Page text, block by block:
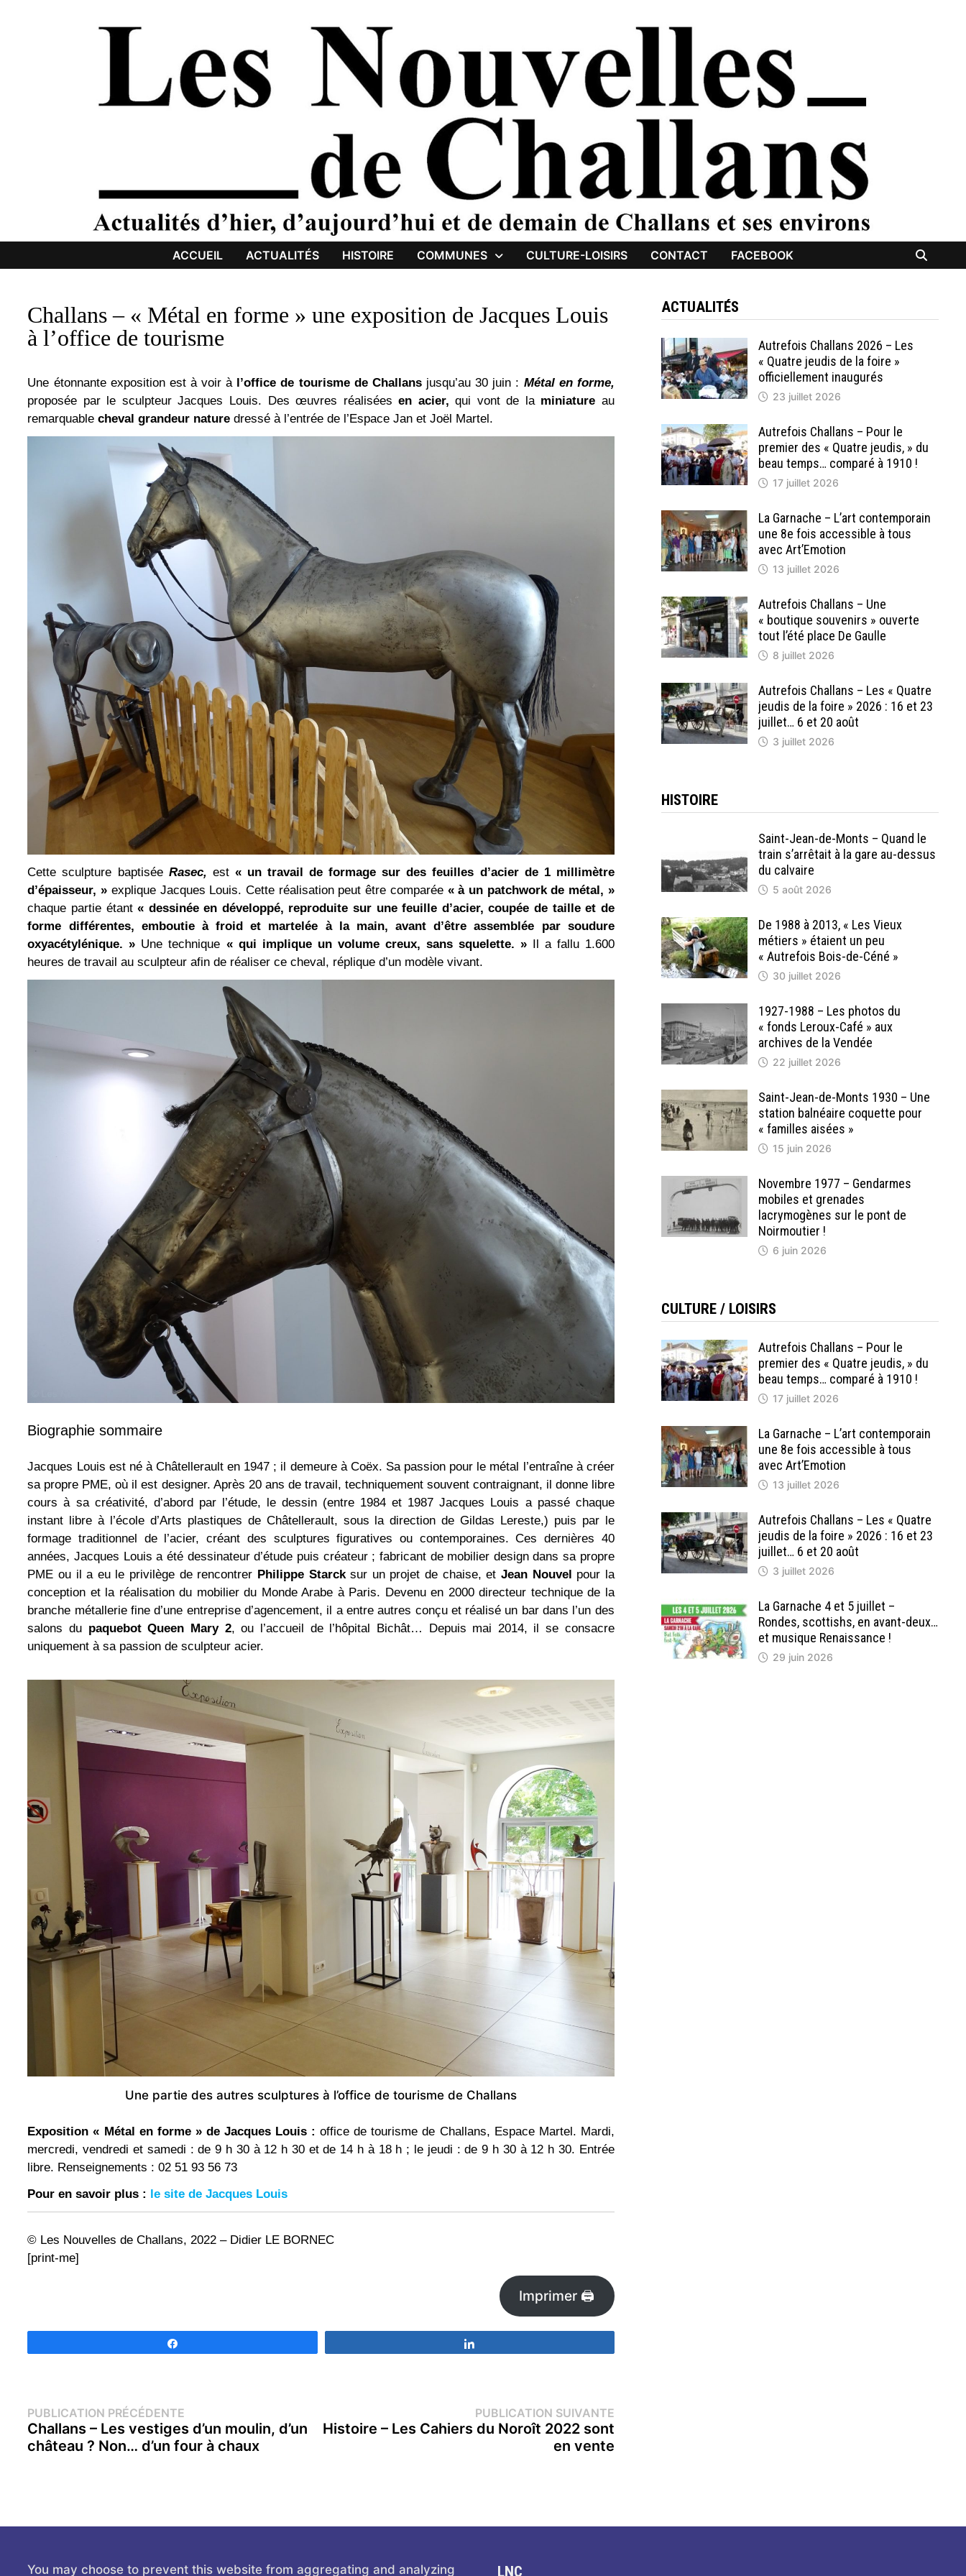
ACCUEIL ACTUALITÉS HISTOIRE COMMUNES CULTURE-LOISIRS CONTACT FACEBOOK
Challans – « Métal en forme » une exposition de Jacques Louis
à l’office de tourisme
Une étonnante exposition est à voir à l’office de tourisme de Challansjusqu’au 30 juin : Métal en forme,
proposée par le sculpteur Jacques Louis. Des œuvres réaliséesen acier, qui vont de la miniature au
remarquablecheval grandeur nature dressé à l’entrée de l’Espace Jan et Joël Martel.
Cette sculpture baptisée Rasec, est « un travail de formage sur des feuilles d’acier de 1 millimètre
d’épaisseur, » explique Jacques Louis. Cette réalisation peut être comparée « à un patchwork de métal, »
chaque partie étant« dessinée en développé, reproduite sur une feuille d’acier, coupée de taille et de
forme différentes, emboutie à froid et martelée à la main, avant d’être assemblée par soudure
oxyacétylénique. » Une technique « qui implique un volume creux, sans squelette. »Il a fallu 1.600
heures de travail au sculpteur afin de réaliser ce cheval, réplique d’un modèle vivant.
Biographie sommaire
Jacques Louis est né à Châtellerault en 1947 ; il demeure à Coëx. Sa passion pour le métal l’entraîne à créer
sa propre PME, où il est designer. Après 20 ans de travail, techniquement souvent contraignant, il donne libre
cours à sa créativité, d’abord par l’étude, le dessin (entre 1984 et 1987 Jacques Louis a passé chaque
instant libre à l’école d’Arts plastiques de Châtellerault, sous la direction de Gildas Lereste,) puis par le
formage traditionnel de l’acier, créant des sculptures figuratives ou contemporaines. Ces dernières 40
années, Jacques Louis a été dessinateur d’étude puis créateur ; fabricant de mobilier design dans sa propre
PME ou il a eu le privilège de rencontrer Philippe Starcksur un projet de chaise, et Jean Nouvel
pour la
conception et la réalisation du mobilier du Monde Arabe à Paris. Devenu en 2000 directeur technique de la
branche métallerie fine d’une entreprise d’agencement, il a entre autres conçu et réalisé un bar dans l’un des
salons du paquebot Queen Mary 2, ou l’accueil de l’hôpital Bichât… Depuis mai 2014, il se consacre
uniquement à sa passion de sculpteur acier.
Une partie des autres sculptures à l’office de tourisme de Challans
Exposition « Métal en forme » de Jacques Louis : office de tourisme de Challans, Espace Martel. Mardi,
mercredi, vendredi et samedi : de 9 h 30 à 12 h 30 et de 14 h à 18 h ; le jeudi : de 9 h 30 à 12 h 30. Entrée
libre. Renseignements : 02 51 93 56 73
Pour en savoir plus :
le site de Jacques Louis
© Les Nouvelles de Challans, 2022 – Didier LE BORNEC
[print-me]
Imprimer 🖨
Navigation
de
PUBLICATION PRÉCÉDENTE
précédente :
Challans – Les vestiges d’un moulin, d’un
château ? Non… d’un four à chaux
PUBLICATION SUIVANTEPublication
suivante :
Histoire – Les Cahiers du Noroît 2022 sont
en vente
ACTUALITÉS
Autrefois Challans 2026 – Les
« Quatre jeudis de la foire »
officiellement inaugurés
23 juillet 2026
Autrefois Challans – Pour le
premier des « Quatre jeudis, » du
beau temps… comparé à 1910 !
17 juillet 2026
La Garnache – L’art contemporain
une 8e fois accessible à tous
avec Art’Emotion
13 juillet 2026
Autrefois Challans – Une
« boutique souvenirs » ouverte
tout l’été place De Gaulle
8 juillet 2026
Autrefois Challans – Les « Quatre
jeudis de la foire » 2026 : 16 et 23
juillet… 6 et 20 août
3 juillet 2026
HISTOIRE
Saint-Jean-de-Monts – Quand le
train s’arrêtait à la gare au-dessus
du calvaire
5 août 2026
De 1988 à 2013, « Les Vieux
métiers » étaient un peu
« Autrefois Bois-de-Céné »
30 juillet 2026
1927-1988 – Les photos du
« fonds Leroux-Café » aux
archives de la Vendée
22 juillet 2026
Saint-Jean-de-Monts 1930 – Une
station balnéaire coquette pour
« familles aisées »
15 juin 2026
Novembre 1977 – Gendarmes
mobiles et grenades
lacrymogènes sur le pont de
Noirmoutier !
6 juin 2026
CULTURE / LOISIRS
Autrefois Challans – Pour le
premier des « Quatre jeudis, » du
beau temps… comparé à 1910 !
17 juillet 2026
La Garnache – L’art contemporain
une 8e fois accessible à tous
avec Art’Emotion
13 juillet 2026
Autrefois Challans – Les « Quatre
jeudis de la foire » 2026 : 16 et 23
juillet… 6 et 20 août
3 juillet 2026
La Garnache 4 et 5 juillet –
Rondes, scottishs, en avant-deux…
et musique Renaissance !
29 juin 2026
You may choose to prevent this website from aggregating and analyzing LNC